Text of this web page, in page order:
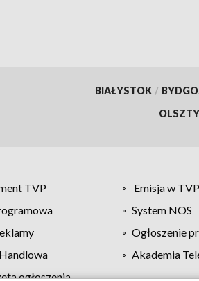
BIAŁYSTOK /
TVP Emisja w TVP
System NOS
Ogłoszenie
Akademia
ogłoszenia